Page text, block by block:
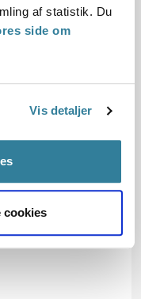
af statistik. Du
side om
Vis detaljer
cookies